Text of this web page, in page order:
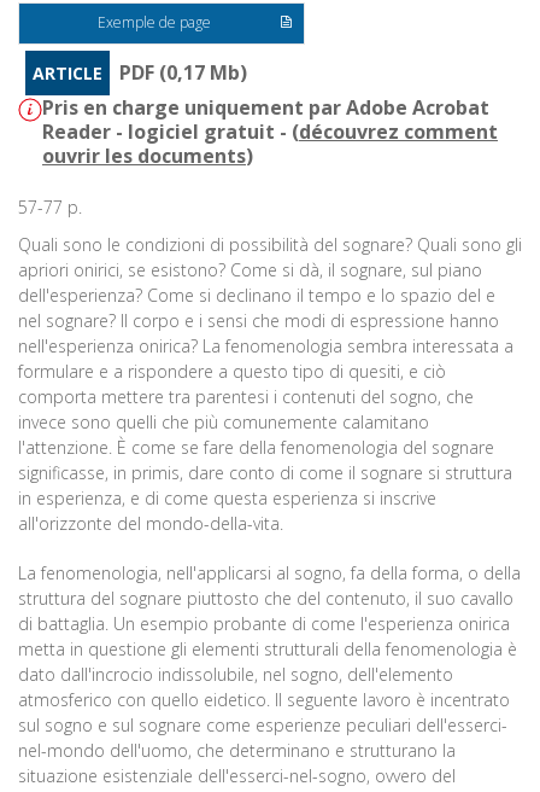
Exemple de page
ARTICLE
PDF (0,17 Mb)
Pris en charge uniquement par Adobe Acrobat
Reader - logiciel gratuit - (découvrez comment
ouvrir les documents)
57-77 p.
Quali sono le condizioni di possibilità del sognare? Quali sono gli
apriori onirici, se esistono? Come si dà, il sognare, sul piano
dell'esperienza? Come si declinano il tempo e lo spazio del e
nel sognare? Il corpo e i sensi che modi di espressione hanno
nell'esperienza onirica? La fenomenologia sembra interessata a
formulare e a rispondere a questo tipo di quesiti, e ciò
comporta mettere tra parentesi i contenuti del sogno, che
invece sono quelli che più comunemente calamitano
l'attenzione. È come se fare della fenomenologia del sognare
significasse, in primis, dare conto di come il sognare si struttura
in esperienza, e di come questa esperienza si inscrive
all'orizzonte del mondo-della-vita.
La fenomenologia, nell'applicarsi al sogno, fa della forma, o della
struttura del sognare piuttosto che del contenuto, il suo cavallo
di battaglia. Un esempio probante di come l'esperienza onirica
metta in questione gli elementi strutturali della fenomenologia è
dato dall'incrocio indissolubile, nel sogno, dell'elemento
atmosferico con quello eidetico. Il seguente lavoro è incentrato
sul sogno e sul sognare come esperienze peculiari dell'esserci-
nel-mondo dell'uomo, che determinano e strutturano la
situazione esistenziale dell'esserci-nel-sogno, ovvero del